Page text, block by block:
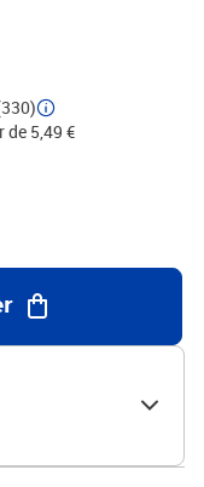
de 5,49 €